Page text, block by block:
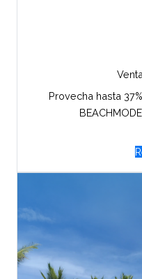
Provecha hasta